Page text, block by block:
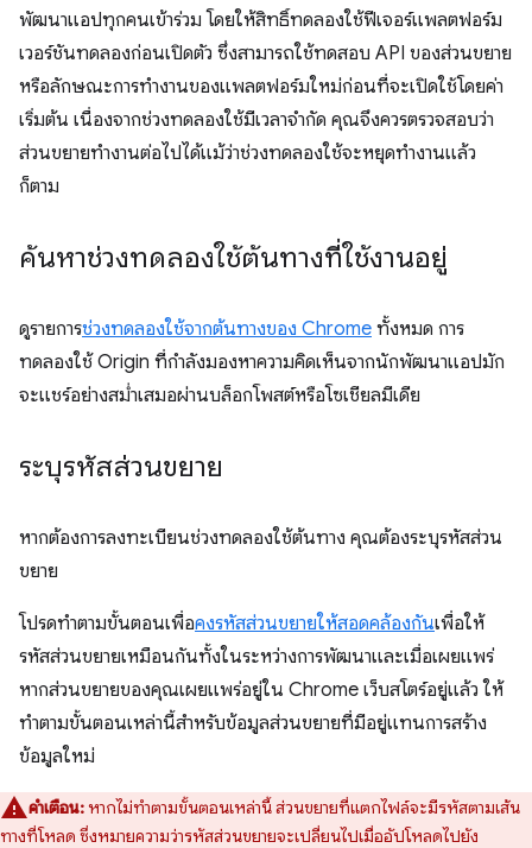
พัฒนาแอปทุกคนเข้าร่วม โดยให้สิทธิ์ทดลองใช้ฟีเจอร์แพลตฟอร์ม
เวอร์ชันทดลองก่อนเปิดตัว ซึ่งสามารถใช้ทดสอบ API ของส่วนขยาย
หรือลักษณะการทํางานของแพลตฟอร์มใหม่ก่อนที่จะเปิดใช้โดยค่า
เริ่มต้น เนื่องจากช่วงทดลองใช้มีเวลาจำกัด คุณจึงควรตรวจสอบว่า
ส่วนขยายทำงานต่อไปได้แม้ว่าช่วงทดลองใช้จะหยุดทำงานแล้ว
ก็ตาม
ค้นหาช่วงทดลองใช้ต้นทางที่ใช้งานอยู่
ดูรายการช่วงทดลองใช้จากต้นทางของ Chrome ทั้งหมด การ
ทดลองใช้ Origin ที่กําลังมองหาความคิดเห็นจากนักพัฒนาแอปมัก
จะแชร์อย่างสม่ำเสมอผ่านบล็อกโพสต์หรือโซเชียลมีเดีย
ระบุรหัสส่วนขยาย
หากต้องการลงทะเบียนช่วงทดลองใช้ต้นทาง คุณต้องระบุรหัสส่วน
ขยาย
โปรดทำตามขั้นตอนเพื่อคงรหัสส่วนขยายให้สอดคล้องกันเพื่อให้
รหัสส่วนขยายเหมือนกันทั้งในระหว่างการพัฒนาและเมื่อเผยแพร่
หากส่วนขยายของคุณเผยแพร่อยู่ใน Chrome เว็บสโตร์อยู่แล้ว ให้
ทำตามขั้นตอนเหล่านี้สำหรับข้อมูลส่วนขยายที่มีอยู่แทนการสร้าง
ข้อมูลใหม่
คำเตือน:หากไม่ทำตามขั้นตอนเหล่านี้ ส่วนขยายที่แตกไฟล์จะมีรหัสตามเส้น
ทางที่โหลด ซึ่งหมายความว่ารหัสส่วนขยายจะเปลี่ยนไปเมื่ออัปโหลดไปยัง